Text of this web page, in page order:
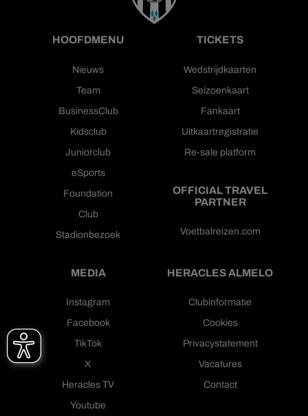
HOOFDMENU
Nieuws
Team
BusinessClub
Kidsclub
Juniorclub
eSports
Foundation
Club
Stadionbezoek
TICKETS
Wedstrijdkaarten
Seizoenkaart
Fankaart
Uitkaartregistratie
Re-sale platform
OFFICIAL TRAVEL
PARTNER
Voetbalreizen.com
MEDIA
Instagram
Facebook
TikTok
X
Heracles TV
Youtube
HERACLES ALMELO
Clubinformatie
Cookies
Privacystatement
Vacatures
Contact